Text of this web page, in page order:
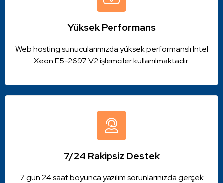
Yüksek Performans
Web hosting sunucularımızda yüksek performanslı Intel
Xeon E5-2697 V2 işlemciler kullanılmaktadır.
7/24 Rakipsiz Destek
7 gün 24 saat boyunca yazılım sorunlarınızda gerçek